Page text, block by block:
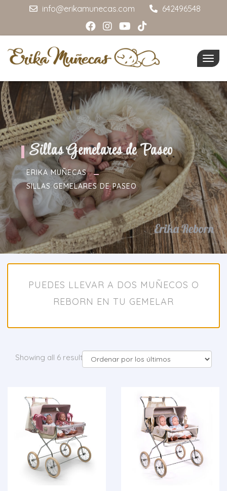
info@erikamunecas.com 642496548
Sillas Gemelares de Paseo
ERIKA MUÑECAS
SILLAS GEMELARES DE PASEO
PUEDES LLEVAR A DOS MUÑECOS O
REBORN EN TU GEMELAR
Showing all 6 results